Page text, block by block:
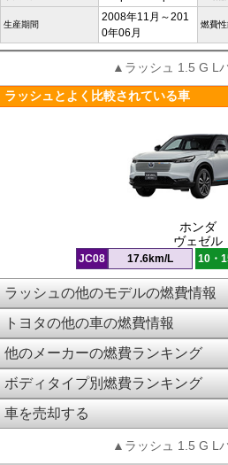
生産期間
2008年11月～201
0年06月
燃費
▲ラッシュ 1.5 G L
ラッシュとよく比較されている車
ホンダ
ヴェゼル
JC08 17.6km/L 10・
ラッシュの他のモデルの燃費情報
トヨタの他の車の燃費情報
他のメーカーの燃費ランキング
ボディタイプ別燃費ランキング
車を売却する
▲ラッシュ 1.5 G L